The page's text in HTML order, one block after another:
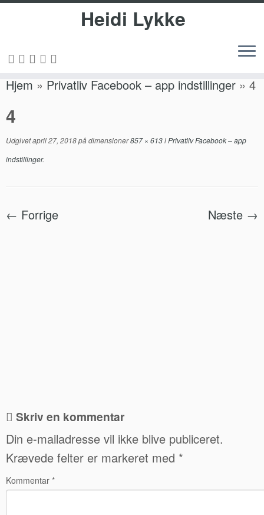
til
indhold
Heidi Lykke
Hjem » Privatliv Facebook – app indstillinger » 4
4
Udgivetapril 27, 2018på dimensioner857 × 613iPrivatliv Facebook – app
indstillinger.
← Forrige Næste →
Skriv en kommentar
Din e-mailadresse vil ikke blive publiceret.
Krævede felter er markeret med *
Kommentar *